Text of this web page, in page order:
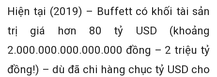
Hiện tại (2019) – Buffett có khối tài sản
trị giá hơn 80 tỷ USD (khoảng
2.000.000.000.000.000 đồng – 2 triệu tỷ
đồng!) – dù đã chi hàng chục tỷ USD cho